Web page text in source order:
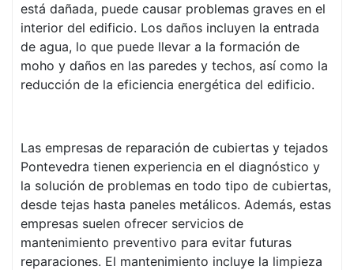
está dañada, puede causar problemas graves en el
interior del edificio. Los daños incluyen la entrada
de agua, lo que puede llevar a la formación de
moho y daños en las paredes y techos, así como la
reducción de la eficiencia energética del edificio.
Las empresas de reparación de cubiertas y tejados
Pontevedra tienen experiencia en el diagnóstico y
la solución de problemas en todo tipo de cubiertas,
desde tejas hasta paneles metálicos. Además, estas
empresas suelen ofrecer servicios de
mantenimiento preventivo para evitar futuras
reparaciones. El mantenimiento incluye la limpieza